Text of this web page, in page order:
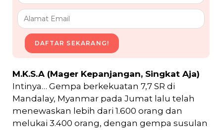
DAFTAR SEKARANG!
M.K.S.A (Mager Kepanjangan, Singkat Aja)
Intinya… Gempa berkekuatan 7,7 SR di
Mandalay, Myanmar pada Jumat lalu telah
menewaskan lebih dari 1.600 orang dan
melukai 3.400 orang, dengan gempa susulan